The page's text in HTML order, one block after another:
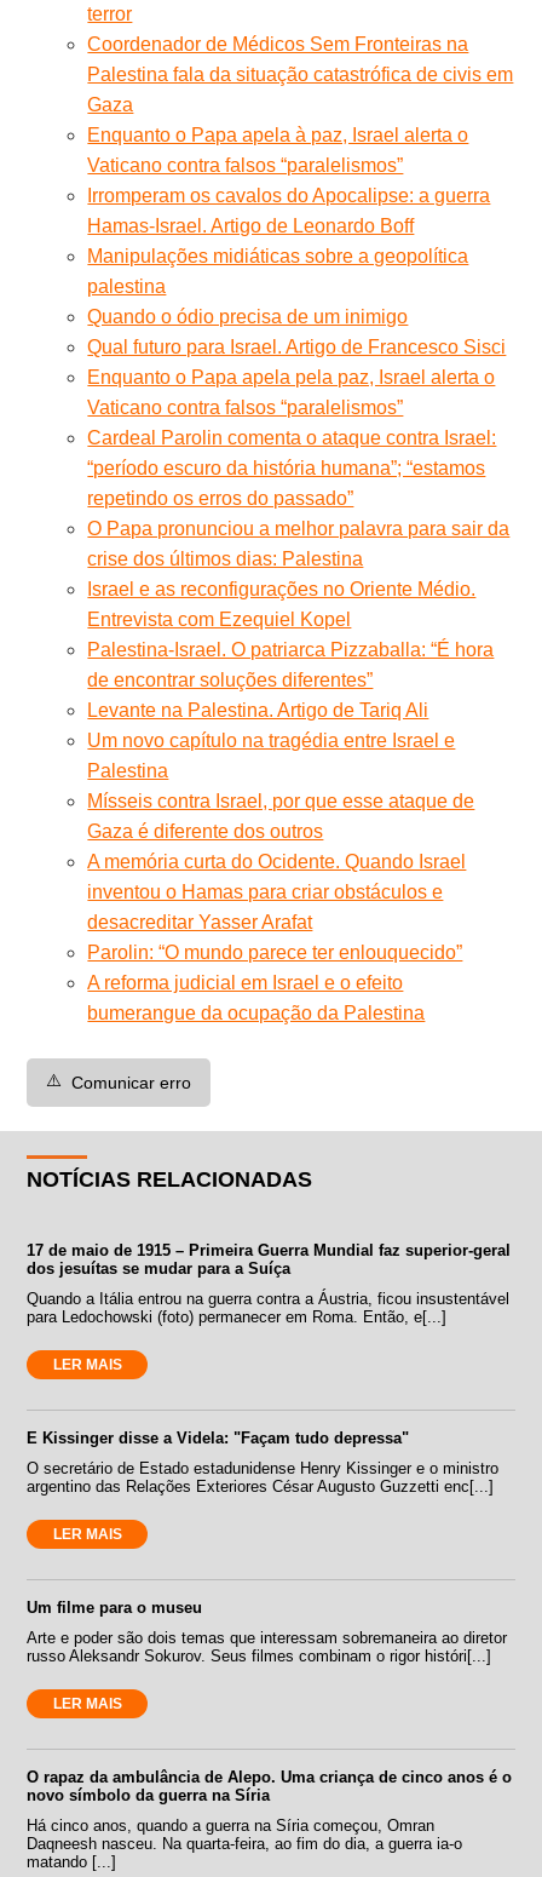
terror
Coordenador de Médicos Sem Fronteiras na
Palestina fala da situação catastrófica de civis em
Gaza
Enquanto o Papa apela à paz, Israel alerta o
Vaticano contra falsos “paralelismos”
Irromperam os cavalos do Apocalipse: a guerra
Hamas-Israel. Artigo de Leonardo Boff
Manipulações midiáticas sobre a geopolítica
palestina
Quando o ódio precisa de um inimigo
Qual futuro para Israel. Artigo de Francesco Sisci
Enquanto o Papa apela pela paz, Israel alerta o
Vaticano contra falsos “paralelismos”
Cardeal Parolin comenta o ataque contra Israel:
“período escuro da história humana”; “estamos
repetindo os erros do passado”
O Papa pronunciou a melhor palavra para sair da
crise dos últimos dias: Palestina
Israel e as reconfigurações no Oriente Médio.
Entrevista com Ezequiel Kopel
Palestina-Israel. O patriarca Pizzaballa: “É hora
de encontrar soluções diferentes”
Levante na Palestina. Artigo de Tariq Ali
Um novo capítulo na tragédia entre Israel e
Palestina
Mísseis contra Israel, por que esse ataque de
Gaza é diferente dos outros
A memória curta do Ocidente. Quando Israel
inventou o Hamas para criar obstáculos e
desacreditar Yasser Arafat
Parolin: “O mundo parece ter enlouquecido”
A reforma judicial em Israel e o efeito
bumerangue da ocupação da Palestina
⚠️ Comunicar erro
NOTÍCIAS RELACIONADAS
17 de maio de 1915 – Primeira Guerra Mundial faz superior-geral
dos jesuítas se mudar para a Suíça
Quando a Itália entrou na guerra contra a Áustria, ficou insustentável
para Ledochowski (foto) permanecer em Roma. Então, e[...]
LER MAIS
E Kissinger disse a Videla: "Façam tudo depressa"
O secretário de Estado estadunidense Henry Kissinger e o ministro
argentino das Relações Exteriores César Augusto Guzzetti enc[...]
LER MAIS
Um filme para o museu
Arte e poder são dois temas que interessam sobremaneira ao diretor
russo Aleksandr Sokurov. Seus filmes combinam o rigor históri[...]
LER MAIS
O rapaz da ambulância de Alepo. Uma criança de cinco anos é o
novo símbolo da guerra na Síria
Há cinco anos, quando a guerra na Síria começou, Omran
Daqneesh nasceu. Na quarta-feira, ao fim do dia, a guerra ia-o
matando [...]